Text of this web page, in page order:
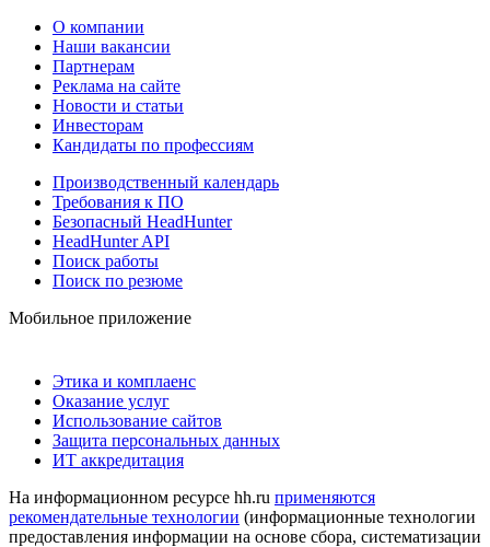
О компании
Наши вакансии
Партнерам
Реклама на сайте
Новости и статьи
Инвесторам
Кандидаты по профессиям
Производственный календарь
Требования к ПО
Безопасный HeadHunter
HeadHunter API
Поиск работы
Поиск по резюме
Мобильное приложение
Этика и комплаенс
Оказание услуг
Использование сайтов
Защита персональных данных
ИТ аккредитация
На информационном ресурсе hh.ru применяются
рекомендательные технологии (информационные технологии
предоставления информации на основе сбора, систематизации